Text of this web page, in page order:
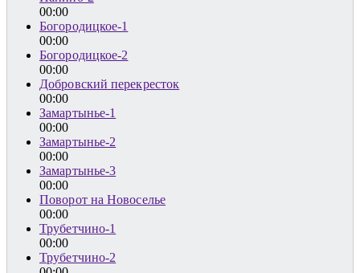
00:00
Богородицкое-1
00:00
Богородицкое-2
00:00
Добровский перекресток
00:00
Замартынье-1
00:00
Замартынье-2
00:00
Замартынье-3
00:00
Поворот на Новоселье
00:00
Трубетчино-1
00:00
Трубетчино-2